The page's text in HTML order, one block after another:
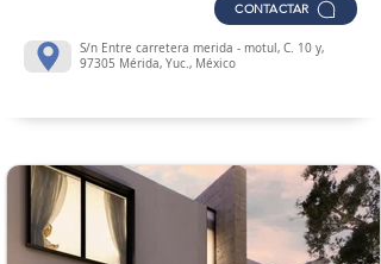
CONTACTAR
S/n Entre carretera merida - motul, C. 10 y,
97305 Mérida, Yuc., México